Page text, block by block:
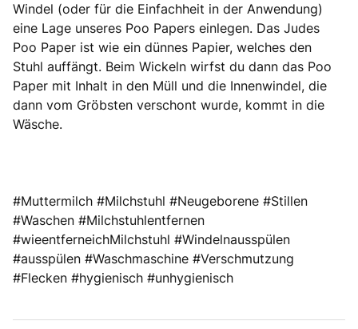
Windel (oder für die Einfachheit in der Anwendung)
eine Lage unseres Poo Papers einlegen. Das Judes
Poo Paper ist wie ein dünnes Papier, welches den
Stuhl auffängt. Beim Wickeln wirfst du dann das Poo
Paper mit Inhalt in den Müll und die Innenwindel, die
dann vom Gröbsten verschont wurde, kommt in die
Wäsche.
#Muttermilch #Milchstuhl #Neugeborene #Stillen
#Waschen #Milchstuhlentfernen
#wieentferneichMilchstuhl #Windelnausspülen
#ausspülen #Waschmaschine #Verschmutzung
#Flecken #hygienisch #unhygienisch